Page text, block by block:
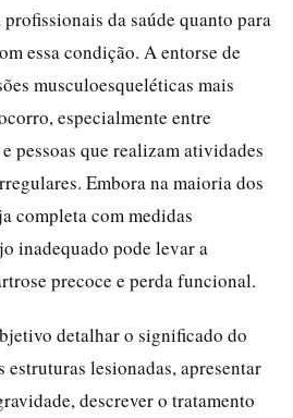
da saúde quanto para
essa condição. A entorse de
musculoesqueléticas mais
especialmente entre
pessoas que realizam atividades
Embora na maioria dos
completa com medidas
inadequado pode levar a
precoce e perda funcional.
detalhar o significado do
estruturas lesionadas, apresentar
descrever o tratamento